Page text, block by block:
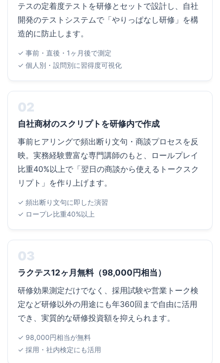
テスの定着度テストを研修とセットで設計し、自社
開発のテストシステムで「やりっぱなし研修」を構
造的に防止します。
✓ 事前・直後・1ヶ月後で測定
✓ 個人別・設問別に習得度可視化
02
自社商材のスクリプトを研修内で作成
事前ヒアリングで頻出断り文句・商談プロセスを反
映。実務経験豊富な専門講師のもと、ロールプレイ
比重40%以上で「翌日の商談から使えるトークスク
リプト」を作り上げます。
✓ 頻出断り文句に即した演習
✓ ロープレ比重40%以上
03
ラクテス12ヶ月無料（98,000円相当）
研修効果測定だけでなく、採用試験や営業トーク検
定など研修以外の用途にも年360回まで自由に活用
でき、実質的な研修投資額を抑えられます。
✓ 98,000円相当が無料
✓ 採用・社内検定にも活用